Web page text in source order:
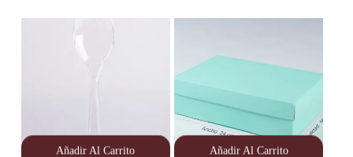
Añadir Al Carrito Añadir Al Carrito